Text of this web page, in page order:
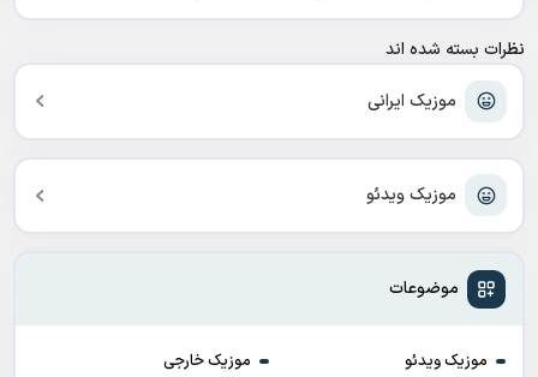
موزیک ایرانی
موزیک ویدئو
موضوعات
موزیک ویدئو موزیک خارجی
نظرات بسته شده اند